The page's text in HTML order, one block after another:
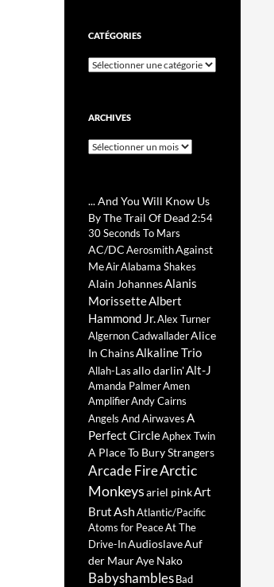
CATÉGORIES
Catégories
ARCHIVES
Archives
... And You Will Know Us
By The Trail Of Dead 2:54
30 Seconds To Mars
AC/DCAerosmithAgainst
MeAirAlabama Shakes
Alain JohannesAlanis
MorissetteAlbert
Hammond Jr.Alex Turner
Algernon CadwalladerAlice
In ChainsAlkaline Trio
Allah-Lasallo darlin'Alt-J
Amanda PalmerAmen
AmplifierAndy Cairns
Angels And AirwavesA
Perfect CircleAphex Twin
A Place To Bury Strangers
Arcade FireArctic
Monkeysariel pinkArt
BrutAshAtlantic/Pacific
Atoms for PeaceAt The
Drive-InAudioslaveAuf
der MaurAye Nako
BabyshamblesBad